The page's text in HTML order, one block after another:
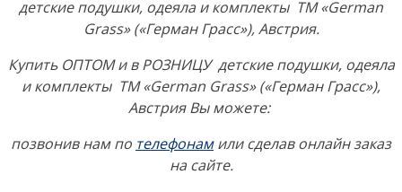
детские подушки, одеяла и комплекты ТМ «German
Grass» («Герман Грасс»), Австрия.
Купить ОПТОМ и в РОЗНИЦУ детские подушки, одеяла
и комплекты ТМ «German Grass» («Герман Грасс»),
Австрия Вы можете:
позвонив нам по телефонамили сделав онлайн заказ
на сайте.